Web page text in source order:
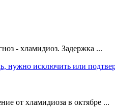
- хламидиоз. Задержка ...
нужно исключить или
от хламидиоза в октябре ...